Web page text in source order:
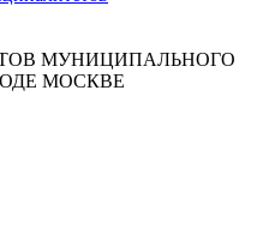
МУНИЦИПАЛЬНОГО
МОСКВЕ